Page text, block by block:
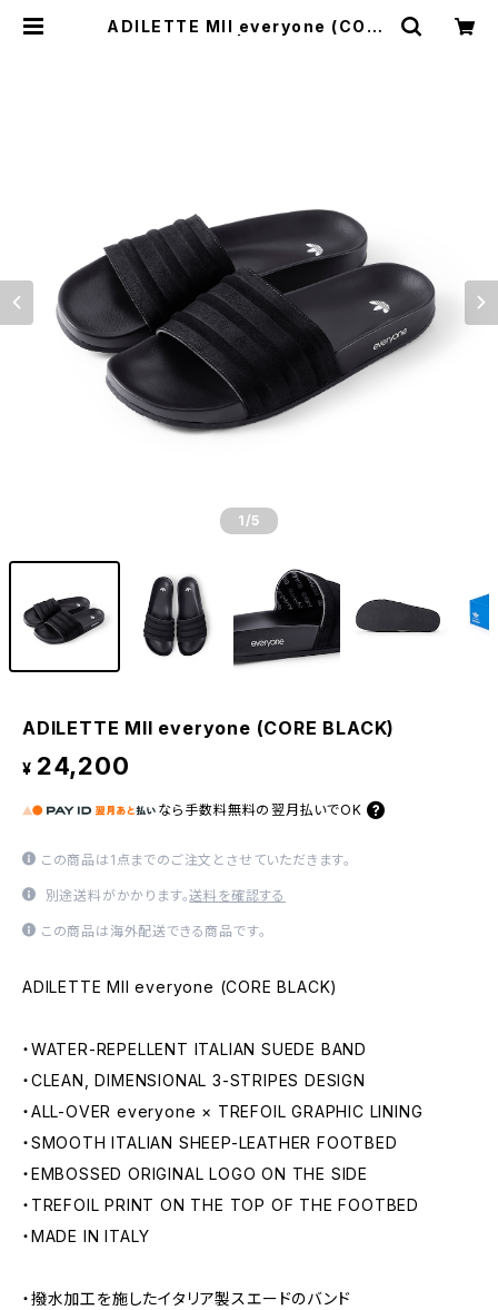
ADILETTE MII everyone (CORE
1 /5
ADILETTE MII everyone (CORE BLACK)
¥ 24,200
なら 手数料無料の 翌月払いでOK
この商品は1点までのご注文とさせていただきます。
別途送料がかかります。送料を確認する
この商品は海外配送できる商品です。
ADILETTE MII everyone (CORE BLACK)
・WATER-REPELLENT ITALIAN SUEDE BAND
・CLEAN, DIMENSIONAL 3-STRIPES DESIGN
・ALL-OVER everyone × TREFOIL GRAPHIC LINING
・SMOOTH ITALIAN SHEEP-LEATHER FOOTBED
・EMBOSSED ORIGINAL LOGO ON THE SIDE
・TREFOIL PRINT ON THE TOP OF THE FOOTBED
・MADE IN ITALY
・撥水加工を施したイタリア製スエードのバンド